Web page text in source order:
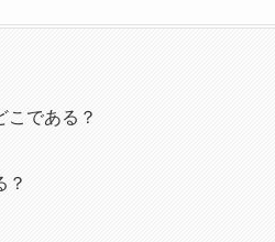
こである？
？